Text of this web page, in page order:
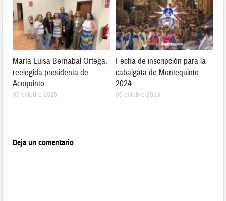
María Luisa Bernabal Ortega,
reelegida presidenta de
Acoquinto
09 octubre 2025
Fecha de inscripción para la
cabalgata de Montequinto
2024
06 octubre 2023
Deja un comentario